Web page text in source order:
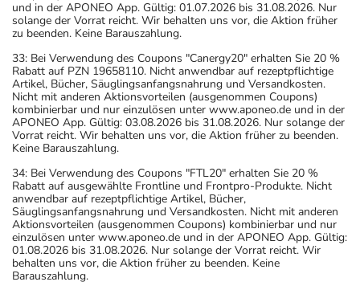
und in der APONEO App. Gültig: 01.07.2026 bis 31.08.2026. Nur
solange der Vorrat reicht. Wir behalten uns vor, die Aktion früher
zu beenden. Keine Barauszahlung.
33: Bei Verwendung des Coupons "Canergy20" erhalten Sie 20 %
Rabatt auf PZN 19658110. Nicht anwendbar auf rezeptpflichtige
Artikel, Bücher, Säuglingsanfangsnahrung und Versandkosten.
Nicht mit anderen Aktionsvorteilen (ausgenommen Coupons)
kombinierbar und nur einzulösen unter www.aponeo.de und in der
APONEO App. Gültig: 03.08.2026 bis 31.08.2026. Nur solange der
Vorrat reicht. Wir behalten uns vor, die Aktion früher zu beenden.
Keine Barauszahlung.
34: Bei Verwendung des Coupons "FTL20" erhalten Sie 20 %
Rabatt auf ausgewählte Frontline und Frontpro-Produkte. Nicht
anwendbar auf rezeptpflichtige Artikel, Bücher,
Säuglingsanfangsnahrung und Versandkosten. Nicht mit anderen
Aktionsvorteilen (ausgenommen Coupons) kombinierbar und nur
einzulösen unter www.aponeo.de und in der APONEO App. Gültig:
01.08.2026 bis 31.08.2026. Nur solange der Vorrat reicht. Wir
behalten uns vor, die Aktion früher zu beenden. Keine
Barauszahlung.